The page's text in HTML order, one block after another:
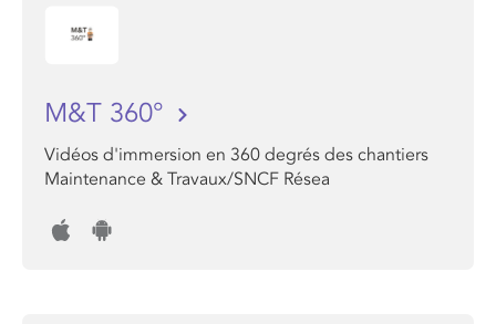
M&T 360°
Vidéos d'immersion en 360 degrés des chantiers
Maintenance & Travaux/SNCF Résea